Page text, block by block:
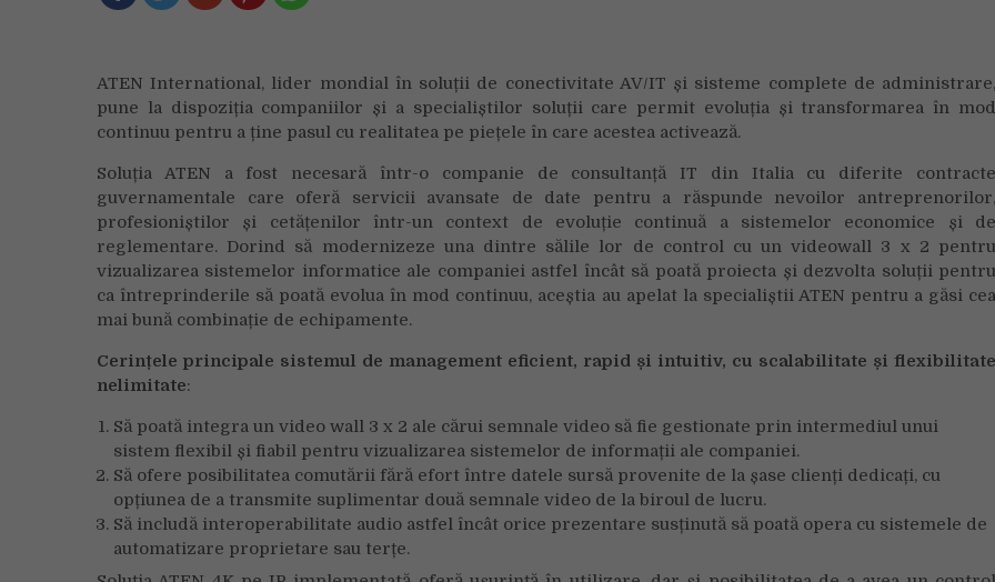
Audio-
Video
pentru
video
wall
4K
destinat
camerelor
de
ATEN International, lider mondial în soluții de conectivitate AV/IT și sisteme complete de administrare,
pune la dispoziția companiilor și a specialiștilor soluții care permit evoluția și transformarea în mod
continuu pentru a ține pasul cu realitatea pe piețele în care acestea activează.
Soluția ATEN a fost necesară într-o companie de consultanță IT din Italia cu diferite contracte
guvernamentale care oferă servicii avansate de date pentru a răspunde nevoilor antreprenorilor,
profesioniștilor și cetățenilor într-un context de evoluție continuă a sistemelor economice și de
reglementare. Dorind să modernizeze una dintre sălile lor de control cu un videowall 3 x 2 pentru
vizualizarea sistemelor informatice ale companiei astfel încât să poată proiecta și dezvolta soluții pentru
ca întreprinderile să poată evolua în mod continuu, aceștia au apelat la specialiștii ATEN pentru a găsi cea
mai bună combinație de echipamente.
Cerințele principale sistemul de management eficient, rapid și intuitiv, cu scalabilitate și flexibilitate
nelimitate:
Să poată integra un video wall 3 x 2 ale cărui semnale video să fie gestionate prin intermediul unui
sistem flexibil și fiabil pentru vizualizarea sistemelor de informații ale companiei.
Să ofere posibilitatea comutării fără efort între datele sursă provenite de la șase clienți dedicați, cu
opțiunea de a transmite suplimentar două semnale video de la biroul de lucru.
Să includă interoperabilitate audio astfel încât orice prezentare susținută să poată opera cu sistemele de
automatizare proprietare sau terțe.